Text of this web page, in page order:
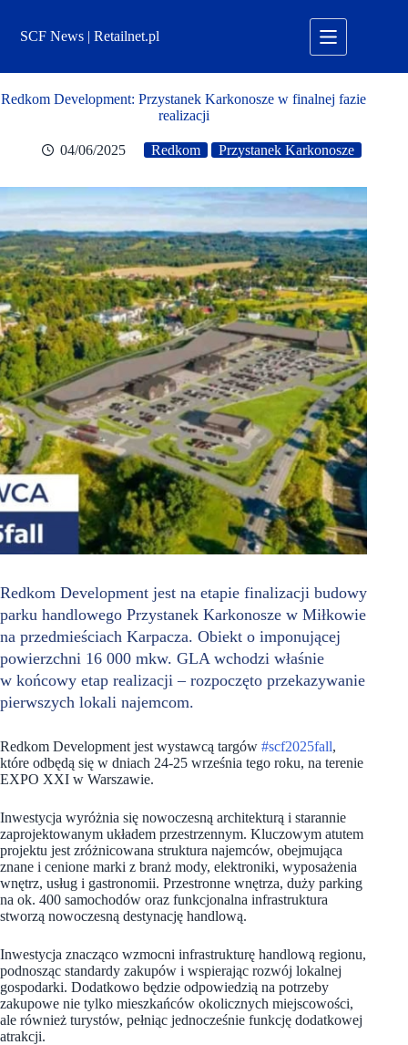
treściSCF News | Retailnet.pl
Redkom Development: Przystanek Karkonosze w finalnej fazie
realizacji
04/06/2025 Redkom Przystanek Karkonosze
Redkom Development jest na etapie finalizacji budowy
parku handlowego Przystanek Karkonosze w Miłkowie
na przedmieściach Karpacza. Obiekt o imponującej
powierzchni 16 000 mkw. GLA wchodzi właśnie
w końcowy etap realizacji – rozpoczęto przekazywanie
pierwszych lokali najemcom.
Redkom Development jest wystawcą targów #scf2025fall,
które odbędą się w dniach 24-25 września tego roku, na terenie
EXPO XXI w Warszawie.
Inwestycja wyróżnia się nowoczesną architekturą i starannie
zaprojektowanym układem przestrzennym. Kluczowym atutem
projektu jest zróżnicowana struktura najemców, obejmująca
znane i cenione marki z branż mody, elektroniki, wyposażenia
wnętrz, usług i gastronomii. Przestronne wnętrza, duży parking
na ok. 400 samochodów oraz funkcjonalna infrastruktura
stworzą nowoczesną destynację handlową.
Inwestycja znacząco wzmocni infrastrukturę handlową regionu,
podnosząc standardy zakupów i wspierając rozwój lokalnej
gospodarki. Dodatkowo będzie odpowiedzią na potrzeby
zakupowe nie tylko mieszkańców okolicznych miejscowości,
ale również turystów, pełniąc jednocześnie funkcję dodatkowej
atrakcji.